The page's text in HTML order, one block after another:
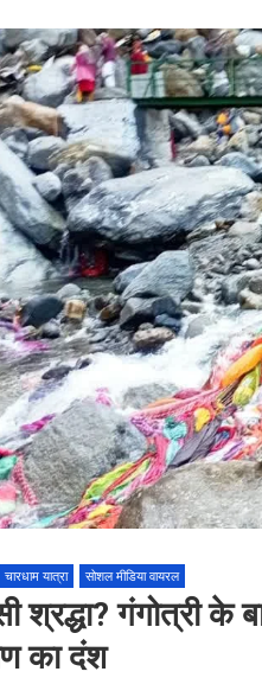
चारधाम यात्रा सोशल मीडिया वायरल
श्रद्धा? गंगोत्री के
का दंश